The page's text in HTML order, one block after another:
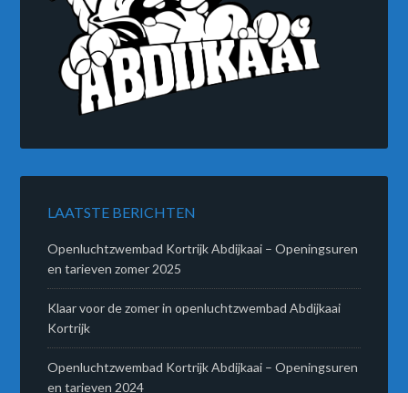
LAATSTE BERICHTEN
Openluchtzwembad Kortrijk Abdijkaai – Openingsuren
en tarieven zomer 2025
Klaar voor de zomer in openluchtzwembad Abdijkaai
Kortrijk
Openluchtzwembad Kortrijk Abdijkaai – Openingsuren
en tarieven 2024